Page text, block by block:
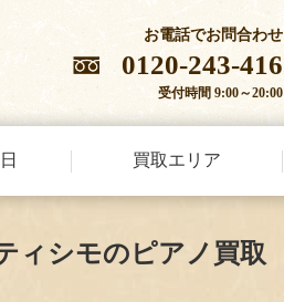
お電話でお問合わせ
0120-243-416
受付時間 9:00～20:00
買取エリア
ィシモのピアノ買取